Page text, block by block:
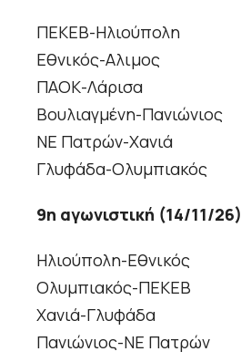
ΠΕΚΕΒ-Ηλιούπολη
Εθνικός-Αλιμος
ΠΑΟΚ-Λάρισα
Βουλιαγμένη-Πανιώνιος
ΝΕ Πατρών-Χανιά
Γλυφάδα-Ολυμπιακός
9η αγωνιστική (14/11/26)
Ηλιούπολη-Εθνικός
Ολυμπιακός-ΠΕΚΕΒ
Χανιά-Γλυφάδα
Πανιώνιος-ΝΕ Πατρών